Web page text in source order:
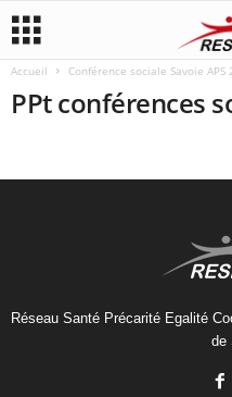
Accueil Conférence sociale Savoie APS
PPt conférences
Réseau Santé Précarité Egalité
de